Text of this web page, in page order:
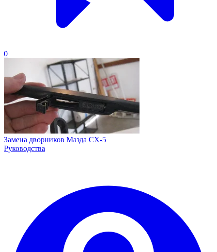
0
Замена дворников Мазда СХ-5
Руководства